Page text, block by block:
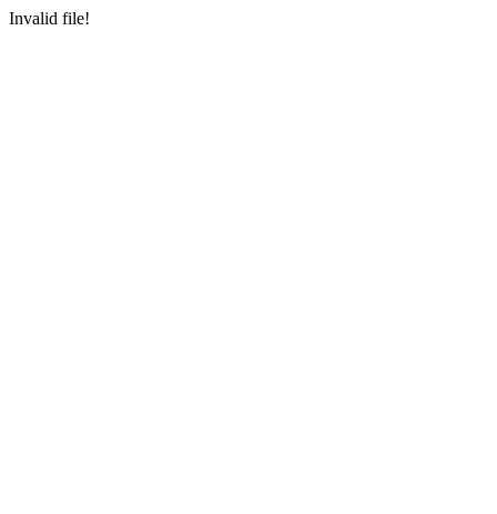
Invalid file!